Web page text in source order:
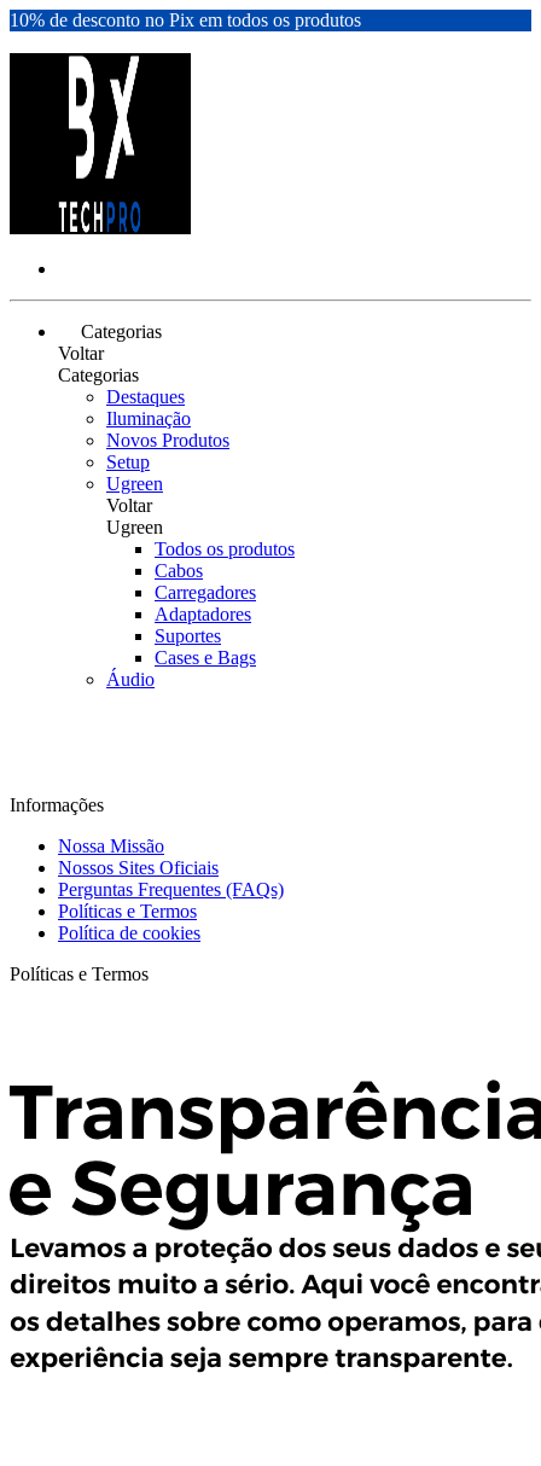
10% de desconto no Pix em todos os produtos
Categorias
Voltar
Categorias
Destaques
Iluminação
Novos Produtos
Setup
Ugreen
Voltar
Ugreen
Todos os produtos
Cabos
Carregadores
Adaptadores
Suportes
Cases e Bags
Áudio
Informações
Nossa Missão
Nossos Sites Oficiais
Perguntas Frequentes (FAQs)
Políticas e Termos
Política de cookies
Políticas e Termos